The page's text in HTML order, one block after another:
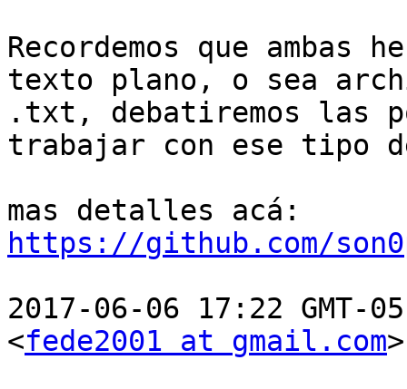
Recordemos que ambas
texto plano, o sea
.txt, debatiremos las
trabajar con ese tipo
https://github.com/
2017-06-06 17:22 GMT-
<fede2001 at gmail.com